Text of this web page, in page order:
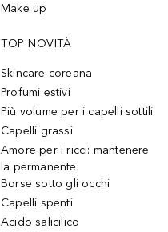
Make up
TOP NOVITÀ
Skincare coreana
Profumi estivi
Più volume per i capelli sottili
Capelli grassi
Amore per i ricci: mantenere
la permanente
Borse sotto gli occhi
Capelli spenti
Acido salicilico